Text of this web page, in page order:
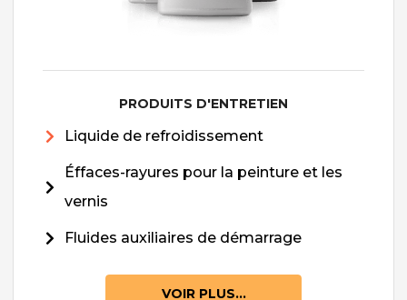
PRODUITS D'ENTRETIEN
Liquide de refroidissement
Éffaces-rayures pour la peinture et les
vernis
Fluides auxiliaires de démarrage
VOIR PLUS...